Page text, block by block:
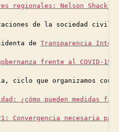
regionales: Nelson Shack
de la sociedad civil:
de Transparencia
frente al COVID-19"
ciclo que organizamos
¿cómo pueden medidas
Convergencia necesaria